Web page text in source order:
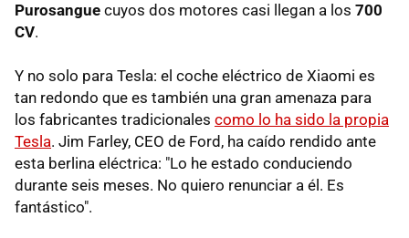
Purosangue cuyos dos motores casi llegan a los 700
CV.
Y no solo para Tesla: el coche eléctrico de Xiaomi es
tan redondo que es también una gran amenaza para
los fabricantes tradicionales como lo ha sido la propia
Tesla. Jim Farley, CEO de Ford, ha caído rendido ante
esta berlina eléctrica: "Lo he estado conduciendo
durante seis meses. No quiero renunciar a él. Es
fantástico".